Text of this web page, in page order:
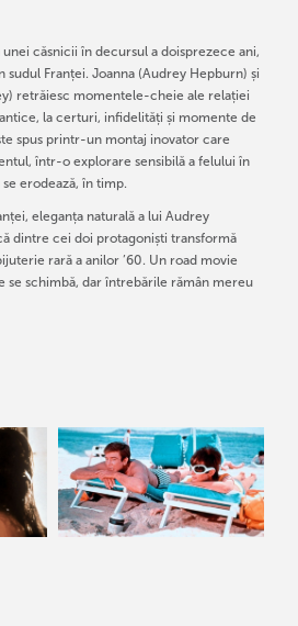
căsnicii în decursul a doisprezece ani,
Franței. Joanna (Audrey Hepburn) și
retrăiesc momentele-cheie ale relației
la certuri, infidelități și momente de
spus printr-un montaj inovator care
într-o explorare sensibilă a felului în
erodează, în timp.
eleganța naturală a lui Audrey
dintre cei doi protagoniști transformă
rară a anilor ’60. Un road movie
se schimbă, dar întrebările rămân mereu